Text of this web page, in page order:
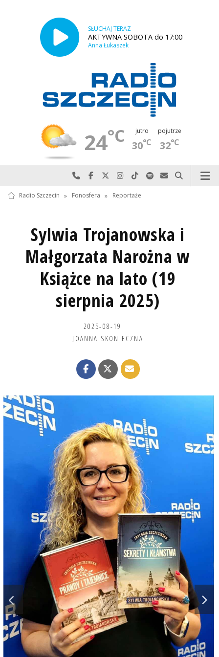
SŁUCHAJ TERAZ
AKTYWNA SOBOTA do 17:00
Anna Łukaszek
24°C jutro
30°C
pojutrze
32°C
Najlepiej po prostu do nas zadzwoń
Odwiedź nas na Facebook-u
Odwiedź nas na X
Odwiedź nas na Instagram-ie
Odwiedź nas na TikTok-u
Szukaj nas na Spotify
Wyślij do nas
Szukaj
Radio Szczecin » Fonosfera » Reportaże
Sylwia Trojanowska i
Małgorzata Narożna w
Książce na lato (19
sierpnia 2025)
2025-08-19
JOANNA SKONIECZNA